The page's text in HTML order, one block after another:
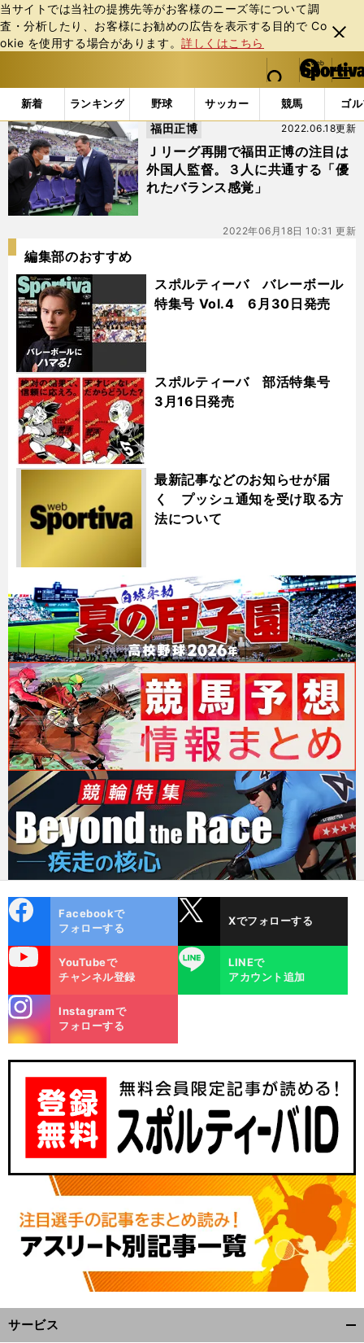
当サイトでは当社の提携先等がお客様のニーズ等について調
査・分析したり、お客様にお勧めの広告を表⽰する⽬的で Co
okie を使⽤する場合があります。詳しくはこちら
閉じ
る
web Sportiva (webスポルティーバ)
検索
マイペ
ー
ジ
メニュ
新着 ランキング 野球 サッカー 競馬 ゴ
b
ス
ポ
ル
テ
ィ
バ
「#ミヒャヘル・スキッベ」の最新ニュース・ 情報
Ｊリーグ再開で福田正博の注目は
外国人監督。３人に共通する「優
れたバランス感覚」
2022.06.18更新
福田正博
2022年06月18日 10:31 更新
編集部のおすすめ
スポルティーバ バレーボール
特集号 Vol.4 6月30日発売
スポルティーバ 部活特集号
3月16日発売
最新記事などのお知らせが届
く プッシュ通知を受け取る方
法について
ok
Facebookで
フォローする
Xでフォローする
YouTubeで
チャンネル登録
LINE
LINEで
アカウント追加
m
Instagramで
フォローする
サービス